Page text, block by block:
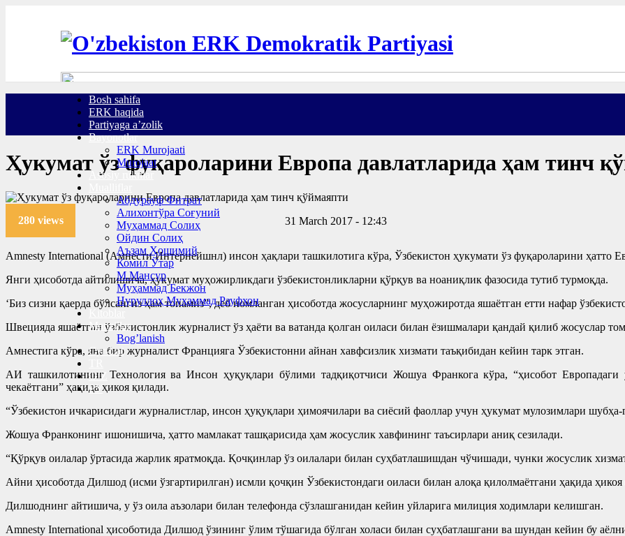
Bosh sahifa
ERK haqida
Partiyaga a’zolik
Bayonotlar
ERK Murojaati
Murojaat
Asosiy ruknlar
Абдурауф Фитрат
Алихонтўра Соғуний
Муҳаммад Солиҳ
Ойдин Солиҳ
Аъзам Ҳошимий
Комил Ўтар
М.Мансур
Муҳаммад Бекжон
Нуруллоҳ Муҳаммад Рауфхон
Kitoblar
Manzillar
Bog’lanish
Cyr-Lat
O’Z
РУ
Ҳукумат ўз фуқароларини Европа давлатларида ҳам тинч
280 views 31 March 2017 - 12:43
Аmnesty International (Амнести Интернейшнл) инсон ҳақлари ташкилотига кўра, Ўзбекистон ҳукумати ўз фуқароларини ҳатто
Янги ҳисоботда айтилишича, ҳукумат муҳожирликдаги ўзбекистонликларни қўрқув ва ноаниқлик фазосида тутиб турмоқда.
‘Биз сизни қаерда бўлсангиз ҳам топамиз”, деб номланган ҳисоботда жосусларнинг муҳожиротда яшаётган етти нафар
Швецияда яшаётган ўзбекистонлик журналист ўз ҳаёти ва ватанда қолган оиласи билан ёзишмалари қандай қилиб жосуслар
Амнестига кўра, яна бир журналист Францияга Ўзбекистонни айнан хавфсизлик хизмати таъқибидан кейин тарк этган.
АИ ташкилотининг Технология ва Инсон ҳуқуқлари бўлими тадқиқотчиси Жошуа Франкога кўра, “ҳисобот Европадаги
чекаётгани” ҳақида ҳикоя қилади.
“Ўзбекистон ичкарисидаги журналистлар, инсон ҳуқуқлари ҳимоячилари ва сиёсий фаоллар учун ҳукумат мулозимлари
Жошуа Франконинг ишонишича, ҳатто мамлакат ташқарисида ҳам жосуслик хавфининг таъсирлари аниқ сезилади.
“Қўрқув оилалар ўртасида жарлик яратмоқда. Қочқинлар ўз оилалари билан суҳбатлашишдан чўчишади, чунки жосуслик
Айни ҳисоботда Дилшод (исми ўзгартирилган) исмли қочқин Ўзбекистондаги оиласи билан алоқа қилолмаётгани ҳақида
Дилшоднинг айтишича, у ўз оила аъзолари билан телефонда сўзлашганидан кейин уйларига милиция ходимлари келишган.
Amnesty International ҳисоботида Дилшод ўзининг ўлим тўшагида бўлган холаси билан суҳбатлашгани ва шундан кейин бу